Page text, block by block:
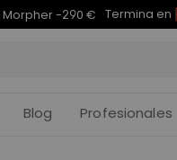
Plus -200 € Termina en 11d
Blog Profesionales